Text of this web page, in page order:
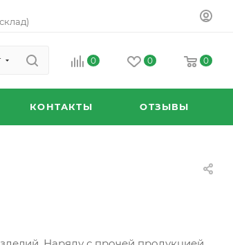
0 0 0
КОНТАКТЫ ОТЗЫВЫ